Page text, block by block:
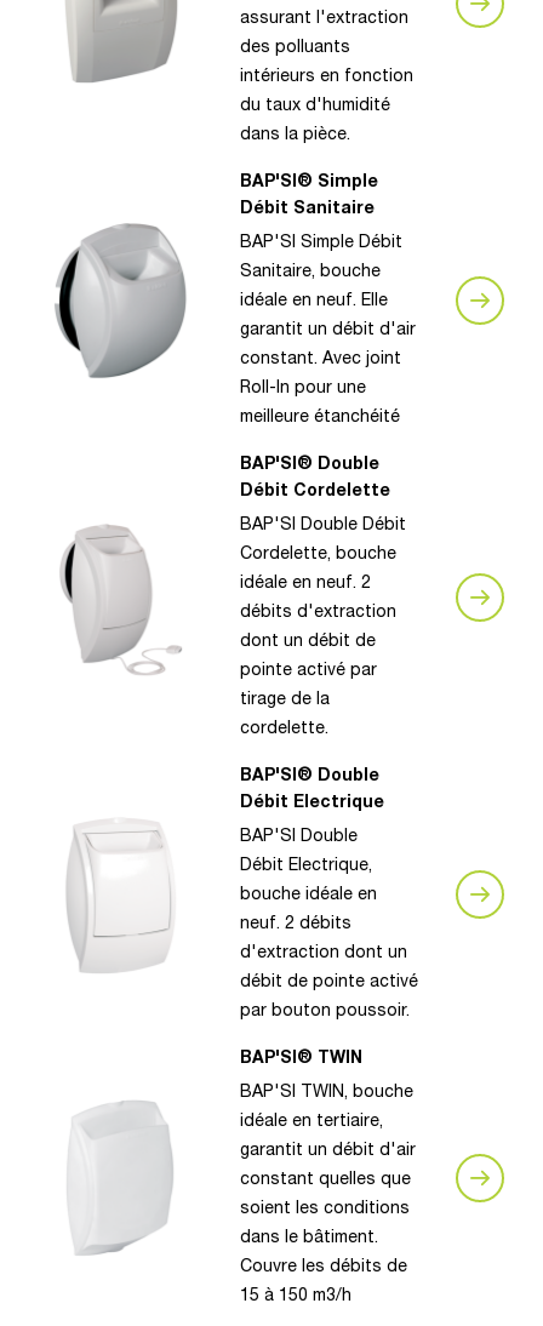
assurant l'extraction
des polluants
intérieurs en fonction
du taux d'humidité
dans la pièce.
BAP'SI® Simple
Débit Sanitaire
BAP'SI Simple Débit
Sanitaire, bouche
idéale en neuf. Elle
garantit un débit d'air
constant. Avec joint
Roll-In pour une
meilleure étanchéité
BAP'SI® Double
Débit Cordelette
BAP'SI Double Débit
Cordelette, bouche
idéale en neuf. 2
débits d'extraction
dont un débit de
pointe activé par
tirage de la
cordelette.
BAP'SI® Double
Débit Electrique
BAP'SI Double
Débit Electrique,
bouche idéale en
neuf. 2 débits
d'extraction dont un
débit de pointe activé
par bouton poussoir.
BAP'SI® TWIN
BAP'SI TWIN, bouche
idéale en tertiaire,
garantit un débit d'air
constant quelles que
soient les conditions
dans le bâtiment.
Couvre les débits de
15 à 150 m3/h